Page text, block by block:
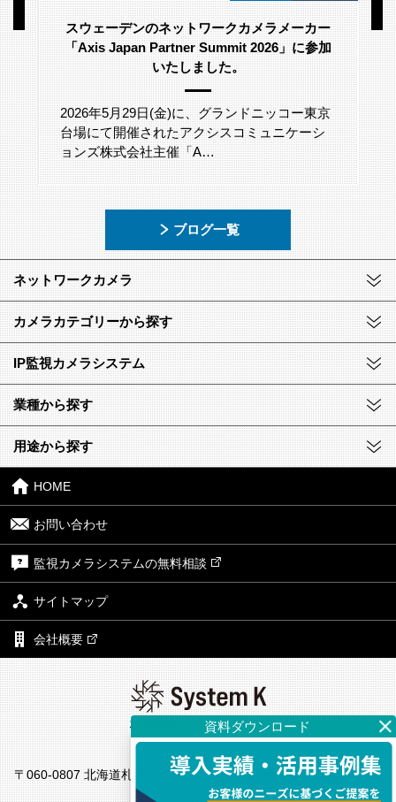
スウェーデンのネットワークカメラメーカー
「Axis Japan Partner Summit 2026」に参加
いたしました。
2026年5月29日(金)に、グランドニッコー東京
台場にて開催されたアクシスコミュニケーシ
ョンズ株式会社主催「A…
ブログ一覧
ネットワークカメラ
カメラカテゴリーから探す
IP監視カメラシステム
業種から探す
用途から探す
HOME
お問い合わせ
監視カメラシステムの無料相談
サイトマップ
会社概要
株式会社システム・ケイ
本社
〒060-0807 北海道札幌市北区北7条西4丁目1番地2 KDX札幌ビル7